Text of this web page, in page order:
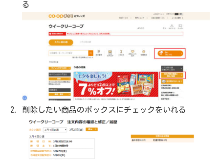
る
削除したい商品のボックスにチェックをいれる